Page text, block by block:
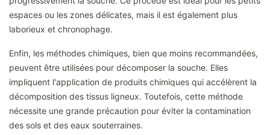
espaces ou les zones délicates, mais il est également plus
laborieux et chronophage.
Enfin, les méthodes chimiques, bien que moins recommandées,
peuvent être utilisées pour décomposer la souche. Elles
impliquent l'application de produits chimiques qui accélèrent la
décomposition des tissus ligneux. Toutefois, cette méthode
nécessite une grande précaution pour éviter la contamination
des sols et des eaux souterraines.